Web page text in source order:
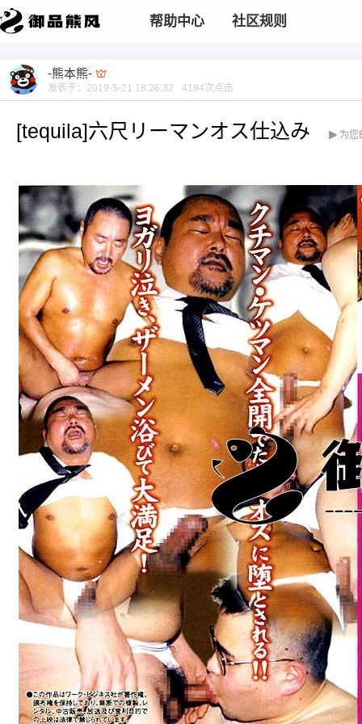
帮助中心 社区规则
-熊本熊-
发表于： 2019-5-21 18:26:32 4194次点击
[tequila]六尺リーマンオス仕込み 为您